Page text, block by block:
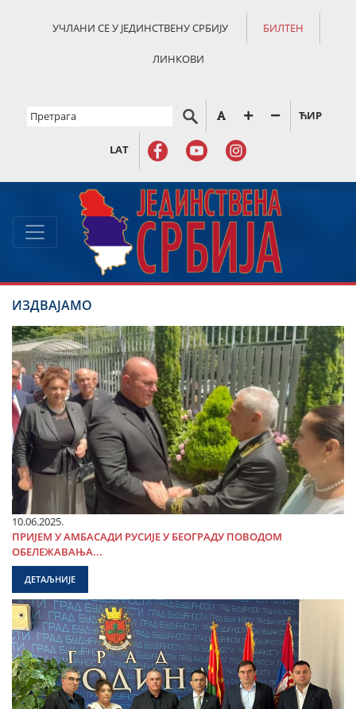
УЧЛАНИ СЕ У ЈЕДИНСТВЕНУ СРБИЈУ БИЛТЕН
ЛИНКОВИ
ЋИР
LAT
ИЗДВАЈАМО
10.06.2025.
ПРИЈЕМ У АМБАСАДИ РУСИЈЕ У БЕОГРАДУ ПОВОДОМ
ОБЕЛЕЖАВАЊА...
ДЕТАЉНИЈЕ